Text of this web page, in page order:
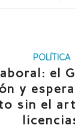
POLÍTICA
el
y
sin el